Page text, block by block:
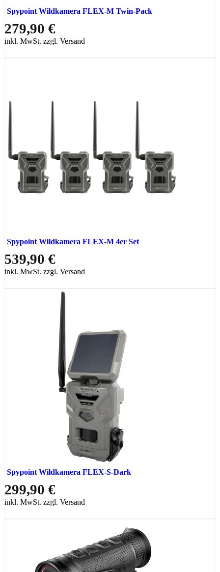
Spypoint Wildkamera FLEX-M Twin-Pack
279,90 €
inkl. MwSt. zzgl. Versand
Spypoint Wildkamera FLEX-M 4er Set
539,90 €
inkl. MwSt. zzgl. Versand
Spypoint Wildkamera FLEX-S-Dark
299,90 €
inkl. MwSt. zzgl. Versand